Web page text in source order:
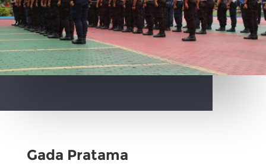
Gada Pratama